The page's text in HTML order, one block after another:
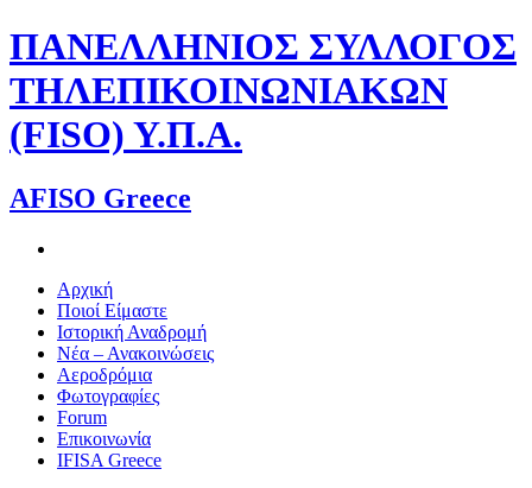
Skip
to
content
ΠΑΝΕΛΛΗΝΙΟΣ ΣΥΛΛΟΓΟΣ
ΤΗΛΕΠΙΚΟΙΝΩΝΙΑΚΩΝ
(FISO) Υ.Π.Α.
AFISO Greece
Αρχική
Ποιοί Είμαστε
Ιστορική Αναδρομή
Νέα – Ανακοινώσεις
Αεροδρόμια
Φωτογραφίες
Forum
Επικοινωνία
IFISA Greece